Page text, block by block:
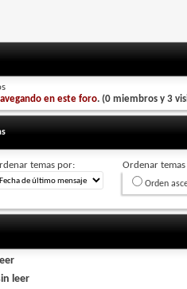
en este foro. (0 miembros y 3
temas por: Ordenar
Orden
leer